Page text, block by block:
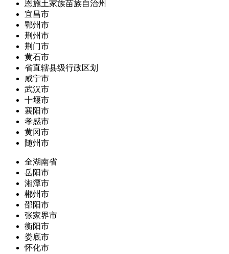
恩施土家族苗族自治州
宜昌市
鄂州市
荆州市
荆门市
黄石市
省直辖县级行政区划
咸宁市
武汉市
十堰市
襄阳市
孝感市
黄冈市
随州市
全湖南省
岳阳市
湘潭市
郴州市
邵阳市
张家界市
衡阳市
娄底市
怀化市